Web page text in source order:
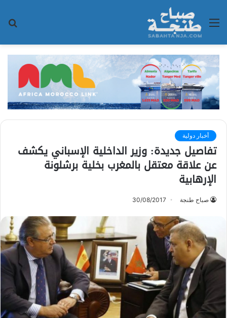
القائمة
أخبار دولية
تفاصيل جديدة: وزير الداخلية الإسباني يكشف
عن علاقة معتقل بالمغرب بخلية برشلونة
الإرهابية
صباح طنجة 30/08/2017